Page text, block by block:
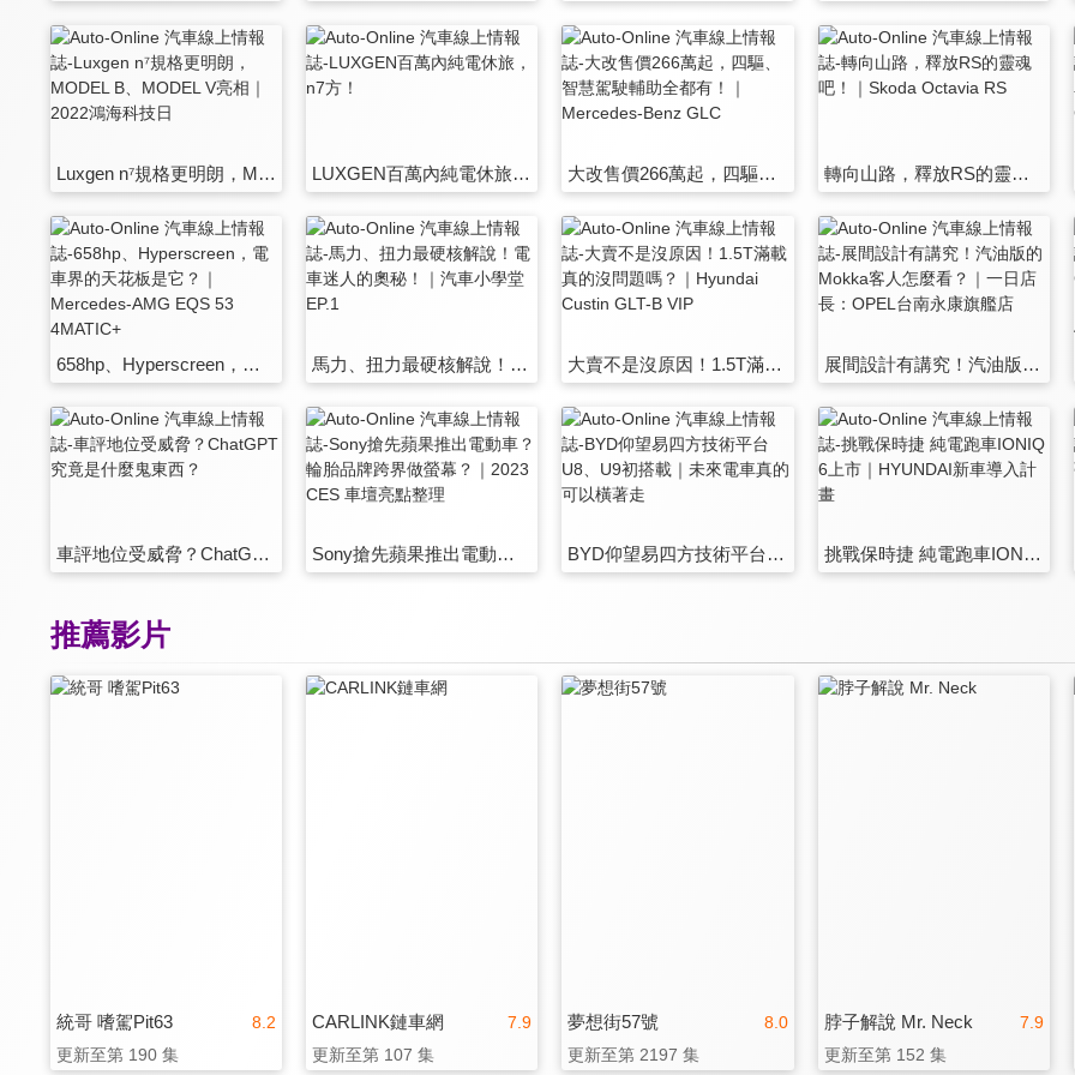
Luxgen n⁷規格更明朗，MODEL B、MODEL V亮相｜2022鴻海科技日 LUXGEN百萬內純電休旅，n7方！ 大改售價266萬起，四驅、智慧駕駛輔助全都有！｜Mercedes-Benz GLC 轉向山路，釋放RS的靈魂吧！｜Skoda Octavia RS
658hp、Hyperscreen，電車界的天花板是它？｜Mercedes-AMG EQS 53 4MATIC+ 馬力、扭力最硬核解說！電車迷人的奧秘！｜汽車小學堂EP.1 大賣不是沒原因！1.5T滿載真的沒問題嗎？｜Hyundai Custin GLT-B VIP 展間設計有講究！汽油版的Mokka客人怎麼看？｜一日店長：OPEL台南永康旗艦店
車評地位受威脅？ChatGPT究竟是什麼鬼東西？ Sony搶先蘋果推出電動車？輪胎品牌跨界做螢幕？｜2023 CES 車壇亮點整理 BYD仰望易四方技術平台U8、U9初搭載｜未來電車真的可以橫著走 挑戰保時捷 純電跑車IONIQ 6上市｜HYUNDAI新車導入計畫
推薦影片
8.2
統哥 嗜駕Pit63
更新至第 190 集
7.9
CARLINK鏈車網
更新至第 107 集
8.0
夢想街57號
更新至第 2197 集
7.9
脖子解說 Mr. Neck
更新至第 152 集